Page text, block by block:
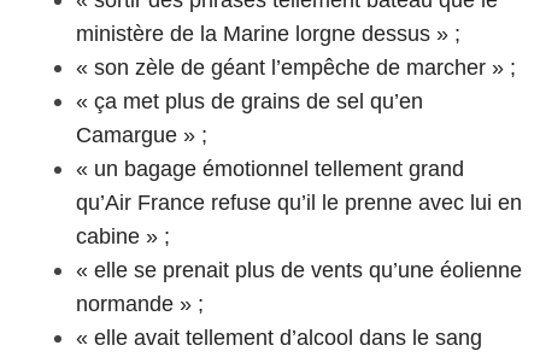
ministère de la Marine lorgne dessus » ;
« son zèle de géant l’empêche de marcher » ;
« ça met plus de grains de sel qu’en
Camargue » ;
« un bagage émotionnel tellement grand
qu’Air France refuse qu’il le prenne avec lui en
cabine » ;
« elle se prenait plus de vents qu’une éolienne
normande » ;
« elle avait tellement d’alcool dans le sang